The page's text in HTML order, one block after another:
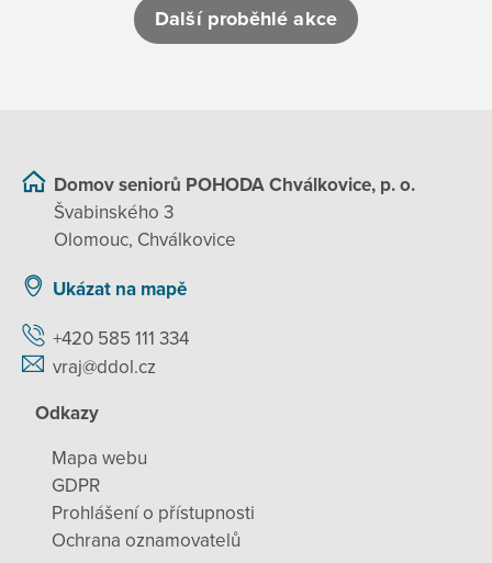
Další proběhlé akce
Domov seniorů POHODA Chválkovice, p. o.
Švabinského 3
Olomouc, Chválkovice
Ukázat na mapě
+420 585 111 334
vraj@ddol.cz
Odkazy
Mapa webu
GDPR
Prohlášení o přístupnosti
Ochrana oznamovatelů